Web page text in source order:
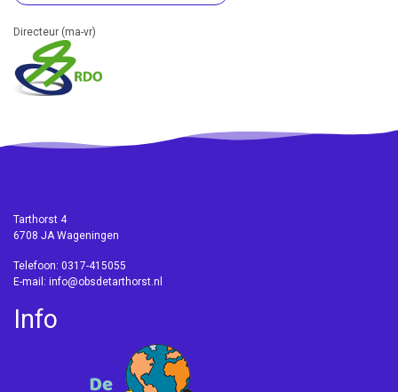
Directeur (ma-vr)
Tarthorst 4
6708 JA Wageningen
Telefoon: 0317-415055
E-mail: info@obsdetarthorst.nl
Info